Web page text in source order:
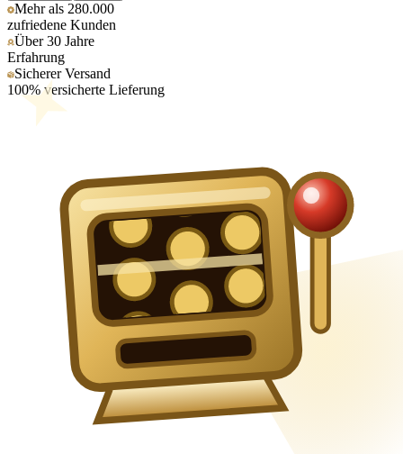
Mehr als 280.000
zufriedene Kunden
Über 30 Jahre
Erfahrung
Sicherer Versand
100% versicherte Lieferung